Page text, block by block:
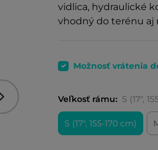
vidlica, hydraulické
vhodný do terénu aj
Nasledujúce
Možnosť vrátenia
Veľkosť rámu: S (17",
S (17", 155-170 cm)